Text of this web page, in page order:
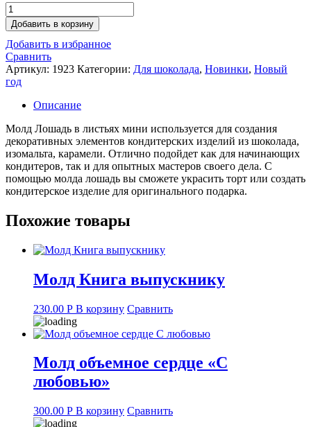
Количество
товара
Молд
Лошадь
в
листьях
мини
Добавить в корзину
Добавить в избранное
Сравнить
Артикул: 1923 Категории: Для шоколада, Новинки, Новый
год
Описание
Молд Лошадь в листьях мини используется для создания
декоративных элементов кондитерских изделий из шоколада,
изомальта, карамели. Отлично подойдет как для начинающих
кондитеров, так и для опытных мастеров своего дела. С
помощью молда лошадь вы сможете украсить торт или создать
кондитерское изделие для оригинального подарка.
Похожие товары
Молд Книга выпускнику
230.00 Р В корзину Сравнить
Молд объемное сердце «С
любовью»
300.00 Р В корзину Сравнить